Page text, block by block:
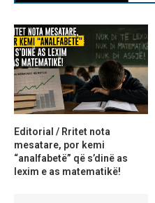
Editorial / Rritet nota
mesatare, por kemi
“analfabetë” që s’dinë as
lexim e as matematikë!